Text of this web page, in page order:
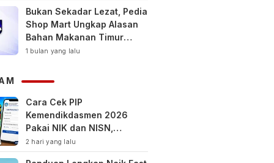
Bukan Sekadar Lezat, Pedia
Shop Mart Ungkap Alasan
Bahan Makanan Timur
Tengah Jadi Tren Gaya
1 bulan yang lalu
Cara Cek PIP
Kemendikdasmen 2026
Pakai NIK dan NISN,
Bantuan hingga Rp1,8 Juta
2 hari yang lalu